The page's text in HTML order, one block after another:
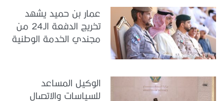
عمار بن حميد يشهد
تخريج الدفعة الـ24 من
مجندي الخدمة الوطنية
الوكيل المساعد
للسياسات والاتصال